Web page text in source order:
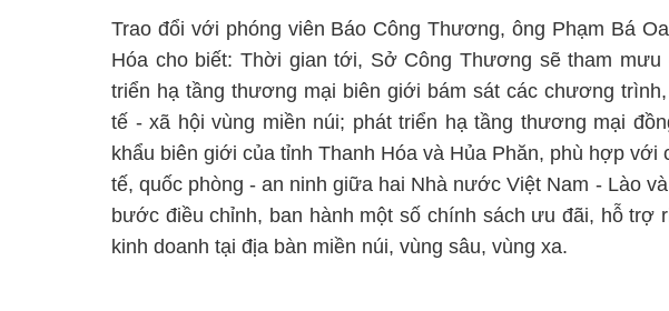
Trao đổi với phóng viên Báo Công Thương, ông Phạm Bá
Hóa cho biết: Thời gian tới, Sở Công Thương sẽ tham
triển hạ tầng thương mại biên giới bám sát các chương
tế - xã hội vùng miền núi; phát triển hạ tầng thương mại
khẩu biên giới của tỉnh Thanh Hóa và Hủa Phăn, phù hợp
tế, quốc phòng - an ninh giữa hai Nhà nước Việt Nam - Lào
bước điều chỉnh, ban hành một số chính sách ưu đãi, hỗ trợ
kinh doanh tại địa bàn miền núi, vùng sâu, vùng xa.